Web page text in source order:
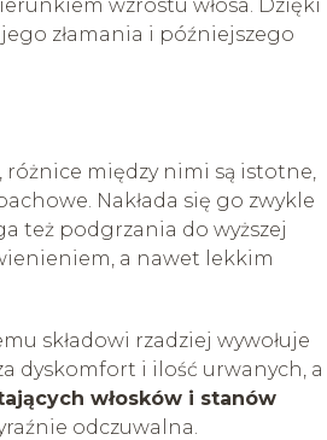
wzrostu włosa. Dzięki
złamania i późniejszego
między nimi są istotne,
Nakłada się go zwykle
też podgrzania do wyższej
a nawet lekkim
składowi rzadziej wywołuje
dyskomfort i ilość urwanych,
włosków i stanów
odczuwalna.